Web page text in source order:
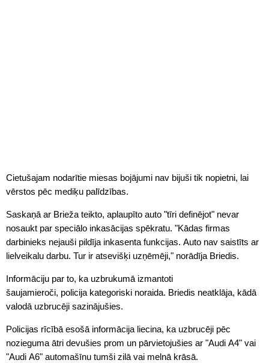
Cietušajam nodarītie miesas bojājumi nav bijuši tik nopietni, lai
vērstos pēc mediķu palīdzības.
Saskaņā ar Brieža teikto, aplaupīto auto "tīri definējot" nevar
nosaukt par speciālo inkasācijas spēkratu. "Kādas firmas
darbinieks nejauši pildīja inkasenta funkcijas. Auto nav saistīts ar
lielveikalu darbu. Tur ir atsevišķi uzņēmēji," norādīja Briedis.
Informāciju par to, ka uzbrukumā izmantoti
šaujamieroči, policija kategoriski noraida. Briedis neatklāja, kādā
valodā uzbrucēji sazinājušies.
Policijas rīcībā esošā informācija liecina, ka uzbrucēji pēc
nozieguma ātri devušies prom un pārvietojušies ar "Audi A4" vai
"Audi A6" automašīnu tumši zilā vai melnā krāsā.